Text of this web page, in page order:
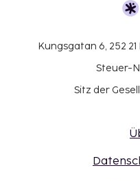
Kungsgatan 6, 252 21
Steuer-
Sitz der